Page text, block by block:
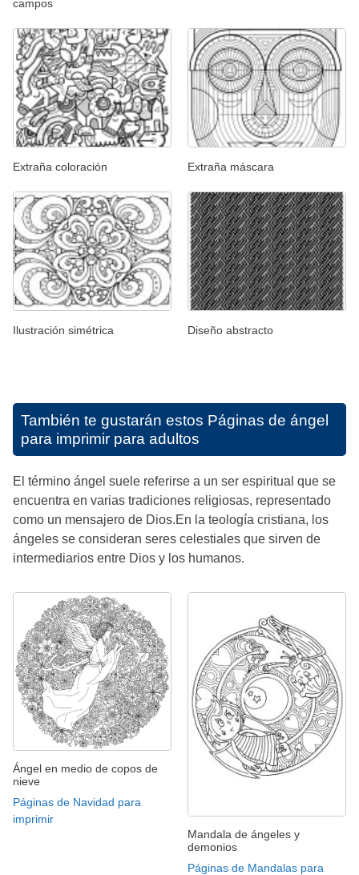
campos
Extraña coloración Extraña máscara
Ilustración simétrica Diseño abstracto
También te gustarán estos Páginas de ángel
para imprimir para adultos
El término ángel suele referirse a un ser espiritual que se
encuentra en varias tradiciones religiosas, representado
como un mensajero de Dios.En la teología cristiana, los
ángeles se consideran seres celestiales que sirven de
intermediarios entre Dios y los humanos.
Ángel en medio de copos de
nieve
Páginas de Navidad para
imprimir
Mandala de ángeles y
demonios
Páginas de Mandalas para